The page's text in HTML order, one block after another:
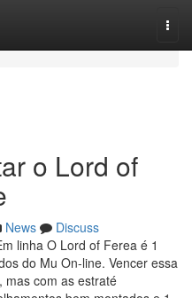
o Lord of
News
Discuss
linha O Lord of Ferea é 1
do Mu On-line. Vencer essa
mas com as estraté